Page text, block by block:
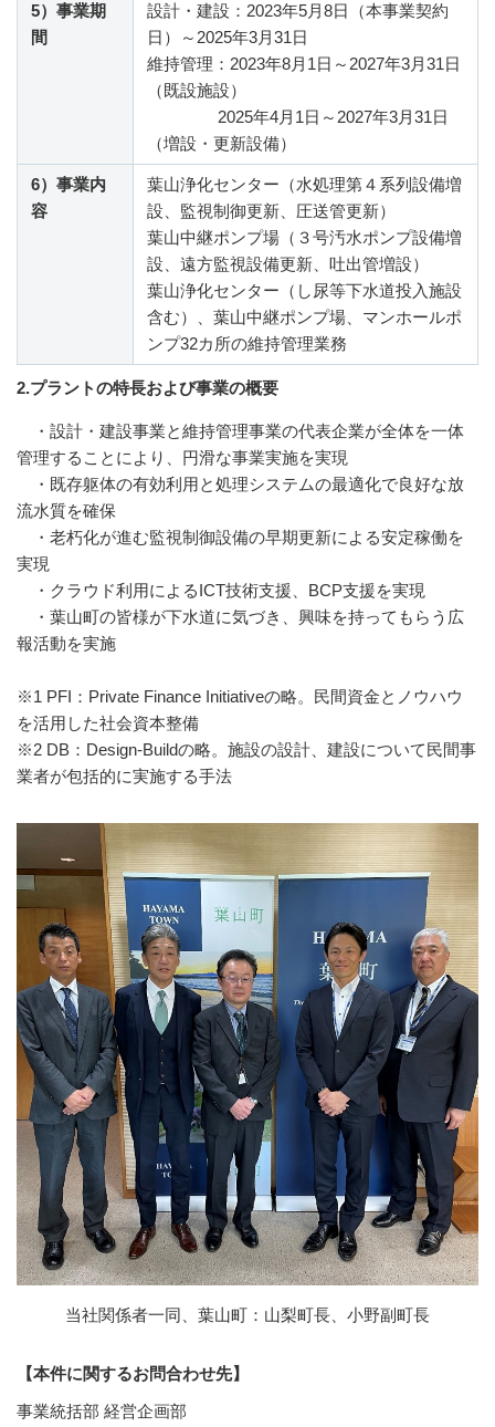
5）事業期
間
設計・建設：2023年5月8日（本事業契約
日）～2025年3月31日
維持管理：2023年8月1日～2027年3月31日
（既設施設）
2025年4月1日～2027年3月31日
（増設・更新設備）
6）事業内
容
葉山浄化センター（水処理第４系列設備増
設、監視制御更新、圧送管更新）
葉山中継ポンプ場（３号汚水ポンプ設備増
設、遠方監視設備更新、吐出管増設）
葉山浄化センター（し尿等下水道投入施設
含む）、葉山中継ポンプ場、マンホールポ
ンプ32カ所の維持管理業務
2.プラントの特長および事業の概要
・設計・建設事業と維持管理事業の代表企業が全体を一体
管理することにより、円滑な事業実施を実現
・既存躯体の有効利用と処理システムの最適化で良好な放
流水質を確保
・老朽化が進む監視制御設備の早期更新による安定稼働を
実現
・クラウド利用によるICT技術支援、BCP支援を実現
・葉山町の皆様が下水道に気づき、興味を持ってもらう広
報活動を実施
※1 PFI：Private Finance Initiativeの略。民間資金とノウハウ
を活用した社会資本整備
※2 DB：Design-Buildの略。施設の設計、建設について民間事
業者が包括的に実施する手法
当社関係者一同、葉山町：山梨町長、小野副町長
【本件に関するお問合わせ先】
事業統括部 経営企画部